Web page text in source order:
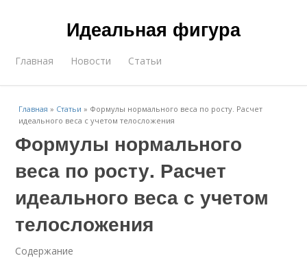
Идеальная фигура
Главная Новости Статьи
Главная » Статьи » Формулы нормального веса по росту. Расчет
идеального веса с учетом телосложения
Формулы нормального
веса по росту. Расчет
идеального веса с учетом
телосложения
Содержание